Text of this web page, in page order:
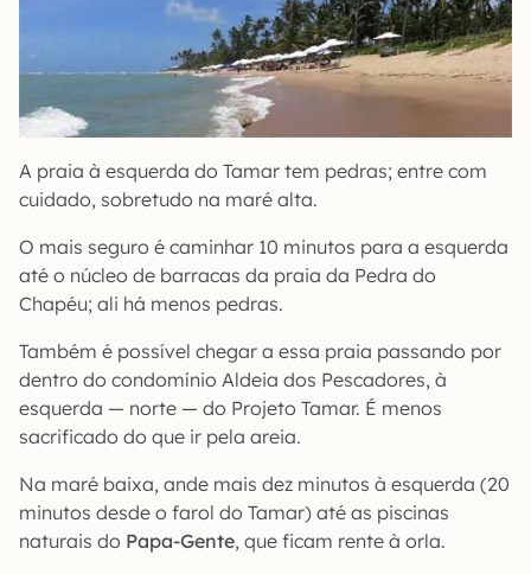
A praia à esquerda do Tamar tem pedras; entre com
cuidado, sobretudo na maré alta.
O mais seguro é caminhar 10 minutos para a esquerda
até o núcleo de barracas da praia da Pedra do
Chapéu; ali há menos pedras.
Também é possível chegar a essa praia passando por
dentro do condomínio Aldeia dos Pescadores, à
esquerda — norte — do Projeto Tamar. É menos
sacrificado do que ir pela areia.
Na maré baixa, ande mais dez minutos à esquerda (20
minutos desde o farol do Tamar) até as piscinas
naturais do Papa-Gente, que ficam rente à orla.